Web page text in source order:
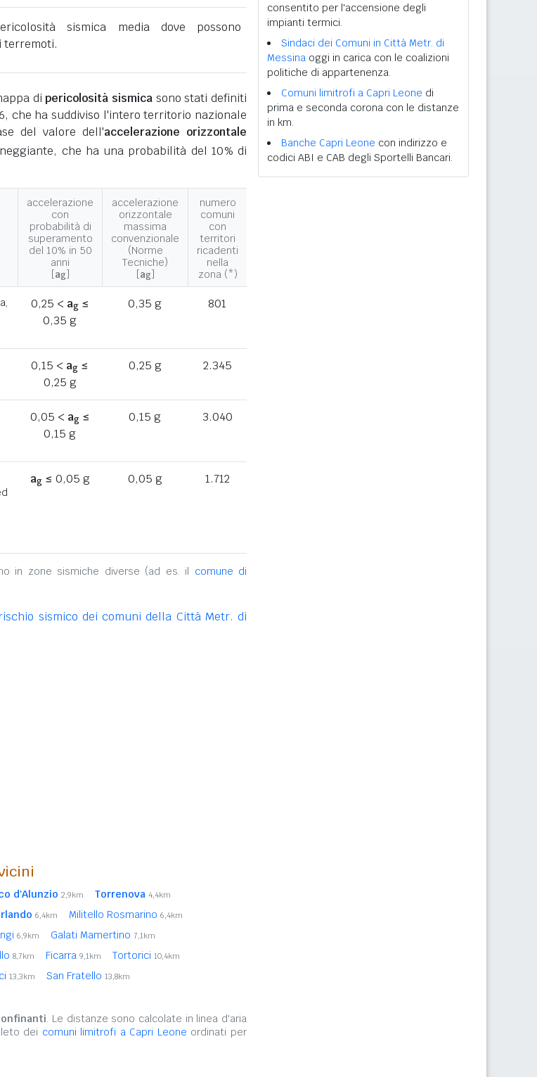
sismica media dove possono
terremoti.
dipericolosità sismica sono stati definiti
che ha suddiviso l'intero territorio nazionale
del valore dell'accelerazione orizzontale
che ha una probabilità del 10% di
accelerazione
con
probabilità di
superamento
del 10% in 50
anni
[ag]
accelerazione
orizzontale
massima
convenzionale
(Norme
Tecniche)
[ag]
numero
comuni
con
territori
ricadenti
nella
zona (*)
0,25 < ag≤
0,35 g
0,35 g 801
0,15 < ag ≤
0,25 g
0,25 g 2.345
0,05 < ag≤
0,15 g
0,15 g 3.040
ag≤ 0,05 g 0,05 g 1.712
in zone sismiche diverse (ad es. il comune di
sismico dei comuni della Città Metr. di
d'Alunzio 2,9km Torrenova 4,4km
6,4km Militello Rosmarino 6,4km
6,9km Galati Mamertino 7,1km
8,7km Ficarra 9,1km Tortorici 10,4km
13,3km San Fratello 13,8km
. Le distanze sono calcolate in linea d'aria
dei comuni limitrofi a Capri Leone ordinati per
consentito per l'accensione degli
impianti termici.
Sindaci dei Comuni in Città Metr. di
Messina oggi in carica con le coalizioni
politiche di appartenenza.
Comuni limitrofi a Capri Leone di
prima e seconda corona con le distanze
in km.
Banche Capri Leone con indirizzo e
codici ABI e CAB degli Sportelli Bancari.